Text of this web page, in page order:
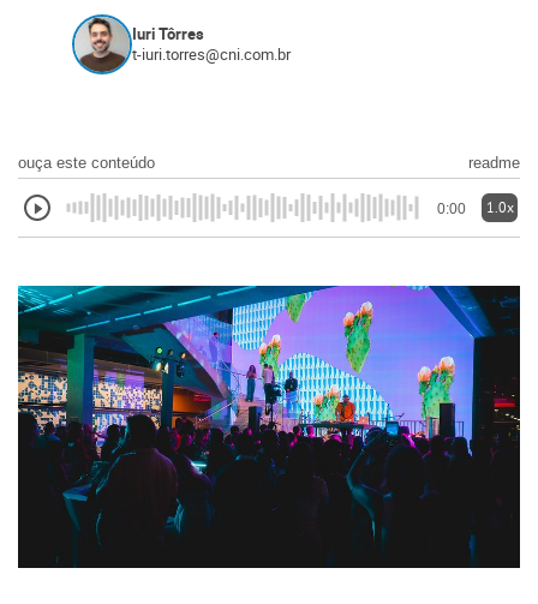
Iuri Tôrres
t-iuri.torres@cni.com.br
ouça este conteúdo readme
0:00 1.0x